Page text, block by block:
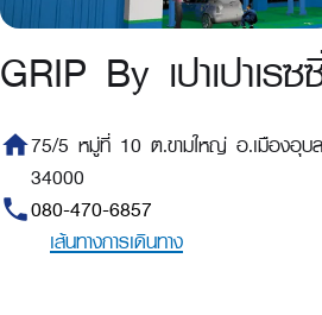
GRIP By เปาเปาเร
home75/5 หมู่ที่ 10 ต.ขามใหญ่ อ.เมืองอุบ
34000
phone080-470-6857
เส้นทางการเดินทาง